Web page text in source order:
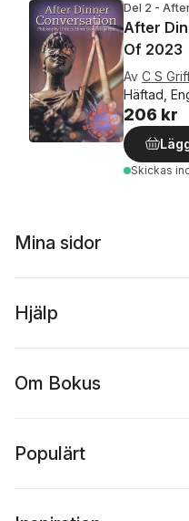
Del 2 -
After
Of 2023
Av C S
Häftad,
206 kr
Skickas
Mina sidor
Hjälp
Om Bokus
Populärt